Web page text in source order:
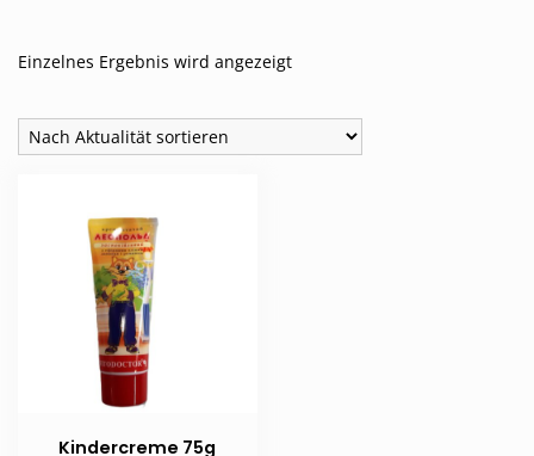
Einzelnes Ergebnis wird angezeigt
Kindercreme 75g